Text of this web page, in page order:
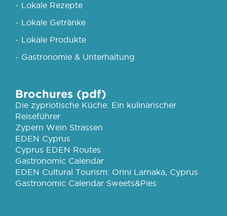
- Lokale Rezepte
- Lokale Getränke
- Lokale Produkte
- Gastronomie & Unterhaltung
Brochures (pdf)
Die zypriotische Küche: Ein kulinarischer
Reiseführer
Zypern Wein Strassen
EDEN Cyprus
Cyprus EDEN Routes
Gastronomic Calendar
EDEN Cultural Tourism: Orini Larnaka, Cyprus
Gastronomic Calendar Sweets&Pies